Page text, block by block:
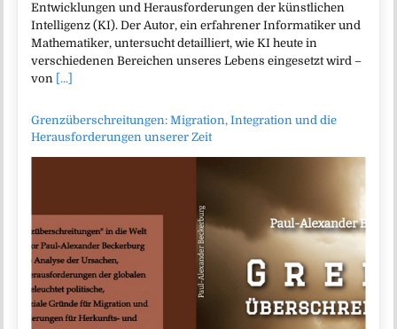
Entwicklungen und Herausforderungen der künstlichen
Intelligenz (KI). Der Autor, ein erfahrener Informatiker und
Mathematiker, untersucht detailliert, wie KI heute in
verschiedenen Bereichen unseres Lebens eingesetzt wird –
von [...]
Grenzüberschreitungen: Migration, Integration und die
Herausforderungen unserer Zeit